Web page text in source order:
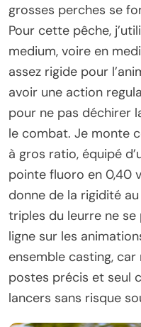
grosses perches se
Pour cette pêche,
medium, voire en
assez rigide pour
avoir une action
pour ne pas déchirer
le combat. Je monte
à gros ratio, équipé
pointe fluoro en 0,40
donne de la rigidité
triples du leurre ne
ligne sur les
ensemble casting,
postes précis et seul
lancers sans risque